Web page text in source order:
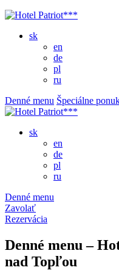
sk
en
de
pl
ru
Denné menu Špeciálne
sk
en
de
pl
ru
Denné menu
Zavolať
Rezervácia
Denné menu –
nad Topľou